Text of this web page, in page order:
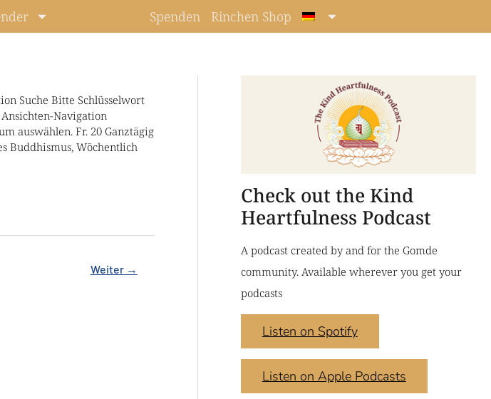
Spenden Rinchen Shop
Suche Bitte Schlüsselwort
Navigation
auswählen. Fr. 20 Ganztägig
Buddhismus, Wöchentlich
Weiter →
Check out the Kind
Heartfulness Podcast
A podcast created by and for the Gomde
community. Available wherever you get your
podcasts
Listen on Spotify
Listen on Apple Podcasts